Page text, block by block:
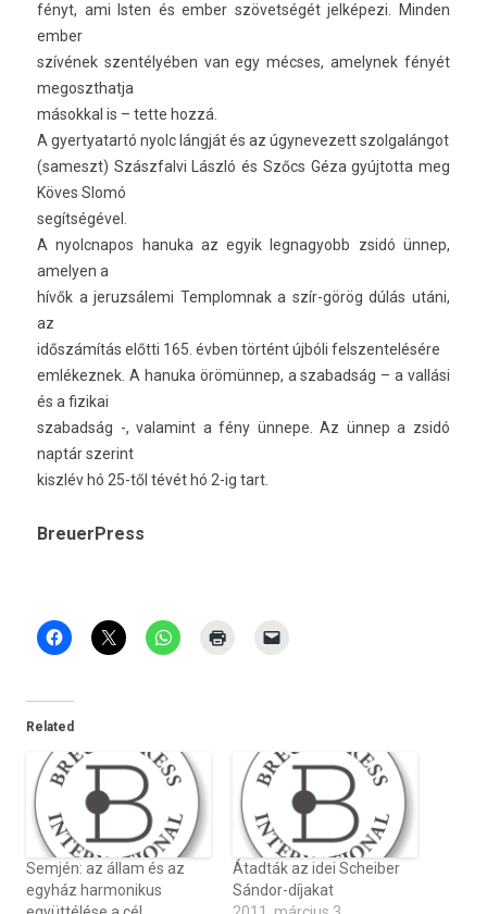
fényt, ami Isten és ember szövetségét jelképezi. Mind­en
ember
szívének szentélyében van egy mécses, amelynek fényét
megoszthat­ja
másokk­al is – tette hozzá.
A gyer­tyatartó nyolc lángját és az úgynevezett szol­galán­got
(sameszt) Szászfal­vi László és Szőcs Géza gyúj­totta meg
Köves Slomó
segítségével.
A nyolcnapos han­uka az egyik leg­nagyobb zsidó ünnep,
amely­en a
hívők a jeruz­sálemi Templom­nak a szír-görög dúlás utáni,
az
időszámítás előtti 165. évben történt újbóli felszen­telésére
em­lékez­nek. A han­uka örömünnep, a szabad­ság – a vallási
és a fizikai
szabad­ság -, valamint a fény ünnepe. Az ünnep a zsidó
naptár szerint
kiszlév hó 25-től tévét hó 2-ig tart.
BreuerPress
Related
Semjén: az állam és az
egyház harmonikus
Átadták az idei Scheiber
Sándor-díjakat